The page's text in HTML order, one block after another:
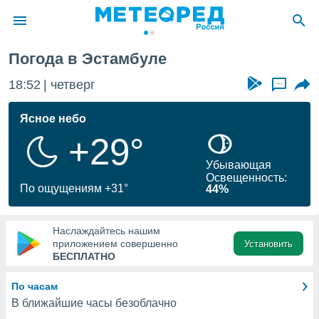
о
Вы можете
к этому
доступ
Погода в Эстамбуле
18:52 четверг ...
Ясное небо
+29°
По ощущениям +31°
Убывающая
Освещенность:
44%
Наслаждайтесь нашим
приложением совершенно
БЕСПЛАТНО
Установить
По часам
В ближайшие часы безоблачно